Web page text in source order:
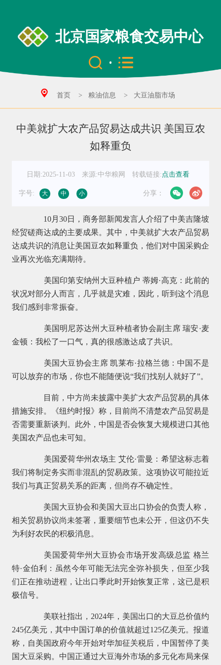
北京国家粮食交易中心
首页 > 粮油信息 > 大豆油脂市场
中美就扩大农产品贸易达成共识 美国豆农
如释重负
日期:2025-11-03 来源:中华粮网 转载链接:点击查看
字号: 大 中 小 分享：
10月30日，商务部新闻发言人介绍了中美吉隆坡
经贸磋商达成的主要成果。其中，中美就扩大农产品贸易
达成共识的消息让美国豆农如释重负，他们对中国采购企
业再次光临充满期待。
美国印第安纳州大豆种植户 蒂姆·高克：此前的
状况对部分人而言，几乎就是灾难，因此，听到这个消息
我们感到非常振奋。
美国明尼苏达州大豆种植者协会副主席 瑞安·麦
金顿：我松了一口气，真的很感激达成了共识。
美国大豆协会主席 凯莱布·拉格兰德：中国不是
可以放弃的市场，你也不能随便说“我们找别人就好了”。
目前，中方尚未披露中美扩大农产品贸易的具体
措施安排。《纽约时报》称，目前尚不清楚农产品贸易是
否需要重新谈判。此外，中国是否会恢复大规模进口其他
美国农产品也未可知。
美国爱荷华州农场主 艾伦·雷曼：希望这标志着
我们将制定务实而非混乱的贸易政策。这项协议可能拉近
我们与真正贸易关系的距离，但尚存不确定性。
美国大豆协会和美国大豆出口协会的负责人称，
相关贸易协议尚未签署，重要细节也未公开，但这仍不失
为利好农民的积极消息。
美国爱荷华州大豆协会市场开发高级总监 格兰
特·金伯利：虽然今年可能无法完全弥补损失，但至少我
们正在推动进程，让出口季此时开始恢复正常，这已是积
极信号。
美联社指出，2024年，美国出口的大豆总价值约
245亿美元，其中中国订单的价值就超过125亿美元。报道
称，自美国政府今年开始对华加征关税后，中国暂停了美
国大豆采购。中国正通过大豆海外市场的多元化布局来保